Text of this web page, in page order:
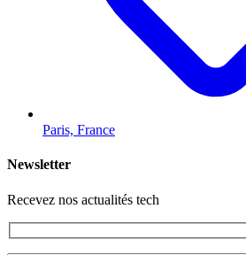
Paris, France
Newsletter
Recevez nos actualités tech